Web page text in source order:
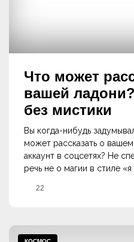
Что может
вашей
без мистики
Вы когда-нибудь
может рассказать о
аккаунт в соцсетях? Не
речь не о магии в стиле «я
22